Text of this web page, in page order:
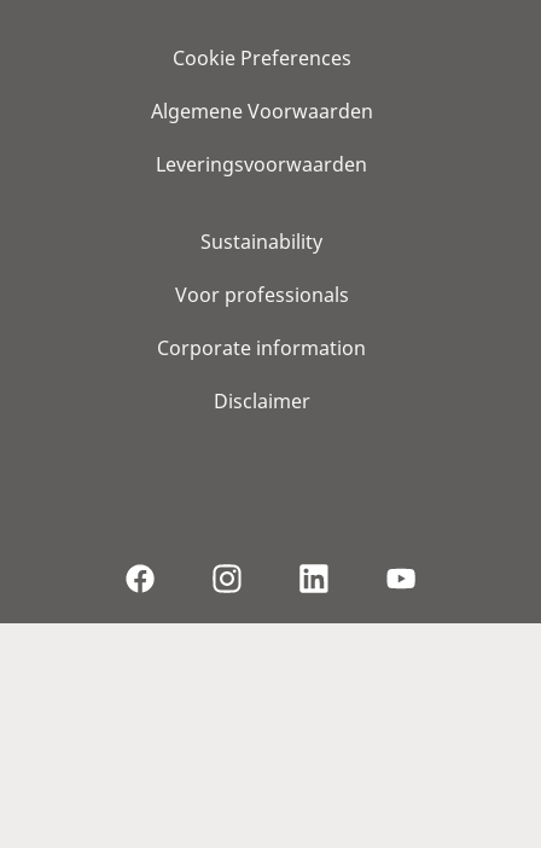
Cookie Preferences
Algemene Voorwaarden
Leveringsvoorwaarden
Sustainability
Voor professionals
Corporate information
Disclaimer